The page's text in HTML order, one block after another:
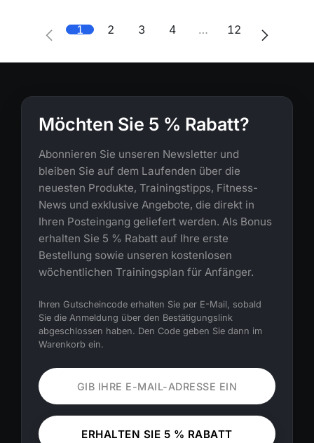
1 2 3 4 … 12
Möchten Sie 5 % Rabatt?
Abonnieren Sie unseren Newsletter und
bleiben Sie auf dem Laufenden über die
neuesten Produkte, Trainingstipps, Fitness-
News und exklusive Angebote, die direkt in
Ihren Posteingang geliefert werden. Als Bonus
erhalten Sie 5 % Rabatt auf Ihre erste
Bestellung sowie unseren kostenlosen
wöchentlichen Trainingsplan für Anfänger.
Ihren Gutscheincode erhalten Sie per E-Mail, sobald
Sie die Anmeldung über den Bestätigungslink
abgeschlossen haben. Den Code geben Sie dann im
Warenkorb ein.
ERHALTEN SIE 5 % RABATT